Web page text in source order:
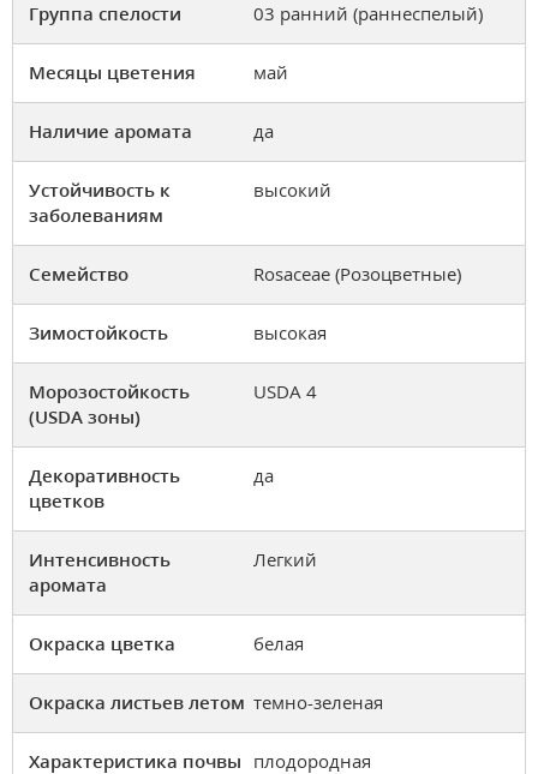
Группа спелости 03 ранний (раннеспелый)
Месяцы цветения май
Наличие аромата да
Устойчивость к
заболеваниям
высокий
Семейство Rosaceae (Розоцветные)
Зимостойкость высокая
Морозостойкость
(USDA зоны)
USDA 4
Декоративность
цветков
да
Интенсивность
аромата
Легкий
Окраска цветка белая
Окраска листьев летом темно-зеленая
Характеристика почвы плодородная